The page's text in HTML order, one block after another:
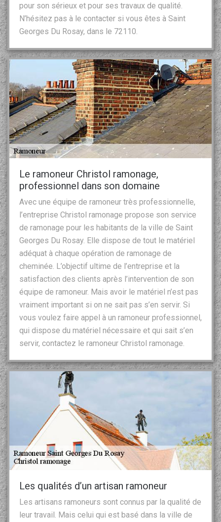
pour son sérieux et pour ses travaux de qualité.
N’hésitez pas à le contacter si vous êtes à Saint
Georges Du Rosay, dans le 72110.
Le ramoneur Christol ramonage,
professionnel dans son domaine
Avec une équipe de ramoneur très professionnelle,
l’entreprise Christol ramonage propose son service
de ramonage pour les habitants de la ville de Saint
Georges Du Rosay. Elle dispose de tout le matériel
adéquat à chaque opération de ramonage de
cheminée. L’objectif ultime de l’entreprise et la
satisfaction des clients après l’intervention de son
équipe de ramoneur. Mais avoir le matériel n’est pas
vraiment important si on ne sait pas s’en servir. Si
vous voulez faire appel à un ramoneur professionnel,
qui dispose du matériel nécessaire et qui sait s’en
servir, contactez le ramoneur Christol ramonage.
Les qualités d’un artisan ramoneur
Les artisans ramoneurs sont connus par la qualité de
leur travail. Mais celui qui est basé dans la ville de